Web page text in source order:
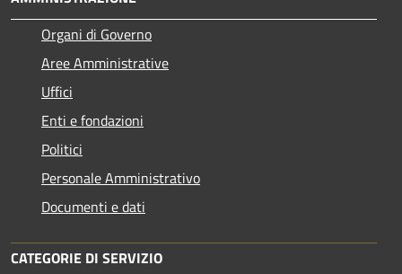
Organi di Governo
Aree Amministrative
Uffici
Enti e fondazioni
Politici
Personale Amministrativo
Documenti e dati
CATEGORIE DI SERVIZIO